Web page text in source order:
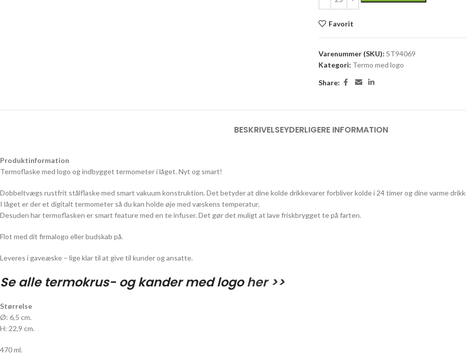
Favorit
Varenummer (SKU): ST94069
Kategori: Termo med logo
Share:
BESKRIVELSEYDERLIGERE INFORMATION
Produktinformation
Termoflaske med logo og indbygget termometer i låget. Nyt og smart!
Dobbeltvægs rustfrit stålflaske med smart vakuum konstruktion. Det betyder at dine kolde drikkevarer forbliver kolde i 24 timer og dine varme
I låget er der et digitalt termometer så du kan holde øje med væskens temperatur.
Desuden har termoflasken er smart feature med en te infuser. Det gør det muligt at lave friskbrygget te på farten.
Flot med dit firmalogo eller budskab på.
Leveres i gaveæske – lige klar til at give til kunder og ansatte.
Se alle termokrus- og kander med logoher >>
Størrelse
Ø: 6,5 cm.
H: 22,9 cm.
470 ml.